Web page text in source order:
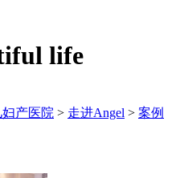
life
产医院 > 走进Angel > 案例